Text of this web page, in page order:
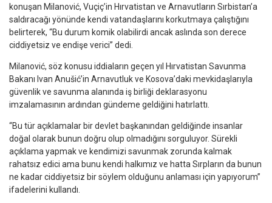
konuşan Milanović, Vuçiç’in Hırvatistan ve Arnavutların Sırbistan’a
saldıracağı yönünde kendi vatandaşlarını korkutmaya çalıştığını
belirterek, “Bu durum komik olabilirdi ancak aslında son derece
ciddiyetsiz ve endişe verici” dedi.
Milanović, söz konusu iddiaların geçen yıl Hırvatistan Savunma
Bakanı Ivan Anušić’in Arnavutluk ve Kosova’daki mevkidaşlarıyla
güvenlik ve savunma alanında iş birliği deklarasyonu
imzalamasının ardından gündeme geldiğini hatırlattı.
“Bu tür açıklamalar bir devlet başkanından geldiğinde insanlar
doğal olarak bunun doğru olup olmadığını sorguluyor. Sürekli
açıklama yapmak ve kendimizi savunmak zorunda kalmak
rahatsız edici ama bunu kendi halkımız ve hatta Sırpların da bunun
ne kadar ciddiyetsiz bir söylem olduğunu anlaması için yapıyorum”
ifadelerini kullandı.